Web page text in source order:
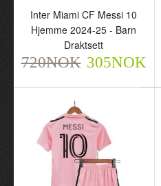
Inter Miami CF Messi 10
Hjemme 2024-25 - Barn
Draktsett
720NOK 305NOK